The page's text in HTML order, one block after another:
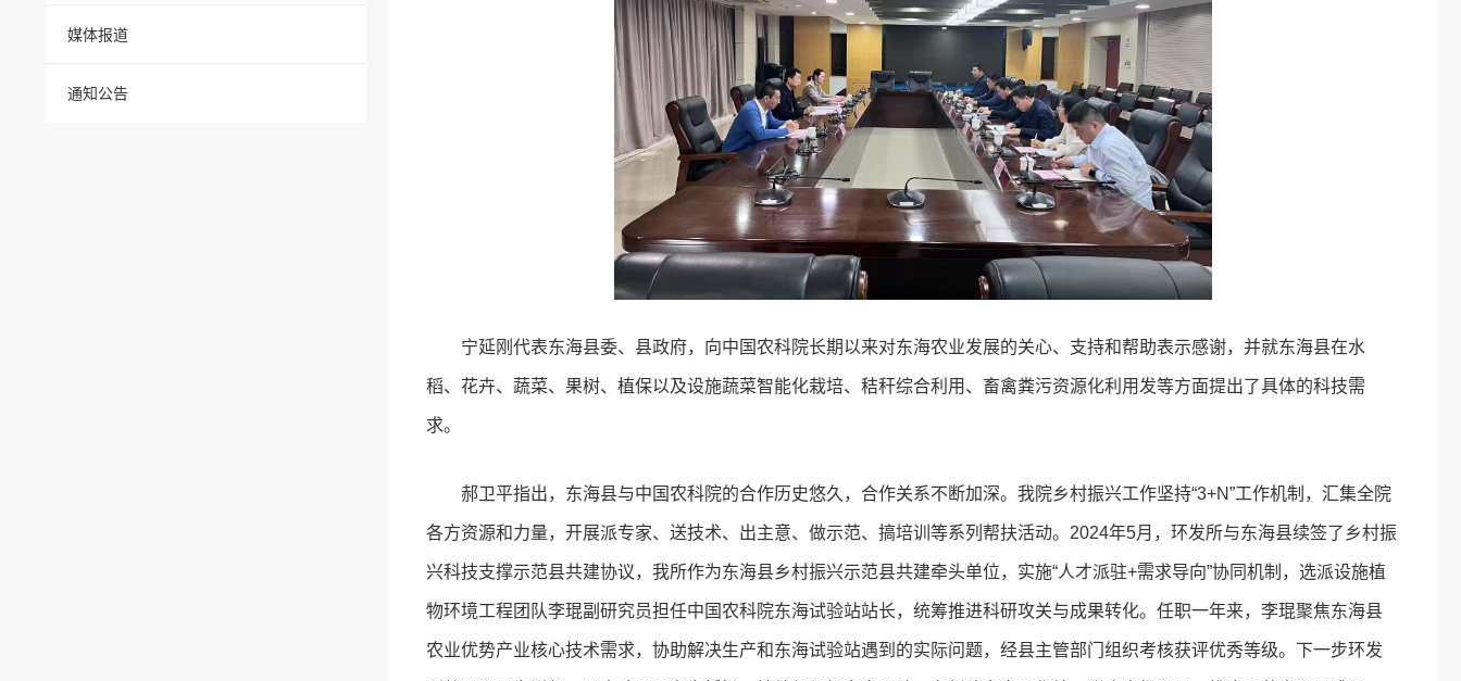
媒体报道
通知公告
宁延刚代表东海县委、县政府，向中国农科院长期以来对东海农业发展的关心、支持和帮助表示感谢，并就东海县在水
稻、花卉、蔬菜、果树、植保以及设施蔬菜智能化栽培、秸秆综合利用、畜禽粪污资源化利用发等方面提出了具体的科技需
求。
郝卫平指出，东海县与中国农科院的合作历史悠久，合作关系不断加深。我院乡村振兴工作坚持“3+N”工作机制，汇集全院
各方资源和力量，开展派专家、送技术、出主意、做示范、搞培训等系列帮扶活动。2024年5月，环发所与东海县续签了乡村振
兴科技支撑示范县共建协议，我所作为东海县乡村振兴示范县共建牵头单位，实施“人才派驻+需求导向”协同机制，选派设施植
物环境工程团队李琨副研究员担任中国农科院东海试验站站长，统筹推进科研攻关与成果转化。任职一年来，李琨聚焦东海县
农业优势产业核心技术需求，协助解决生产和东海试验站遇到的实际问题，经县主管部门组织考核获评优秀等级。下一步环发